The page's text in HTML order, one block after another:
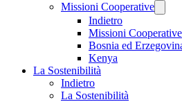
Missioni Cooperative
Indietro
Missioni Cooperative
Bosnia ed
Kenya
La Sostenibilità
Indietro
La Sostenibilità